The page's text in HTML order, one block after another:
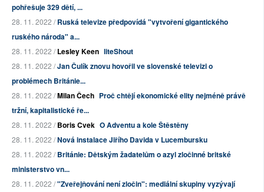
pohřešuje 329 dětí, ...
28. 11. 2022 /Ruská televize předpovídá "vytvoření gigantického
ruského národa" a...
28. 11. 2022 /Lesley Keen liteShout
28. 11. 2022 /Jan Čulík znovu hovořil ve slovenské televizi o
problémech Británie...
28. 11. 2022 /Milan Čech Proč chtějí ekonomické elity nejméně právě
tržní, kapitalistické ře...
28. 11. 2022 /Boris Cvek O Adventu a kole Štěstěny
28. 11. 2022 /Nová instalace Jiřího Davida v Lucembursku
28. 11. 2022 /Británie: Dětským žadatelům o azyl zločinné britské
ministerstvo vn...
28. 11. 2022 /"Zveřejňování není zločin": mediální skupiny vyzývají